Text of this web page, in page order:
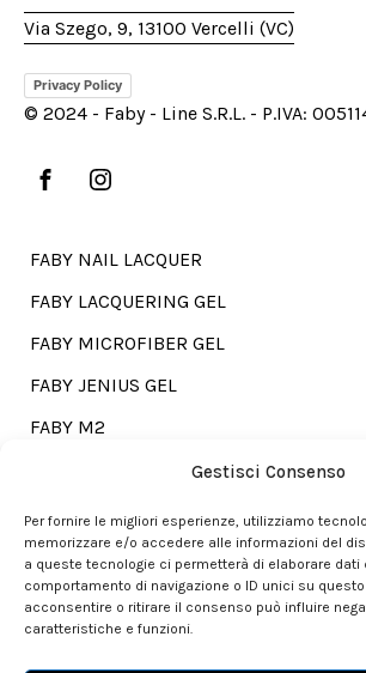
Gestisci Consenso
Per fornire le migliori esperienze, utilizziamo
memorizzare e/o accedere alle informazioni del
a queste tecnologie ci permetterà di elaborare dati
comportamento di navigazione o ID unici su questo
acconsentire o ritirare il consenso può influire
caratteristiche e funzioni.
Via Szego, 9, 13100 Vercelli (VC)
Privacy Policy
© 2024 - Faby - Line S.R.L. - P.IVA:
FABY NAIL LACQUER
FABY LACQUERING GEL
FABY MICROFIBER GEL
FABY JENIUS GEL
FABY M2
Go